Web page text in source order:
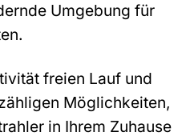
Umgebung für
freien Lauf und
Möglichkeiten,
in Ihrem Zuhause